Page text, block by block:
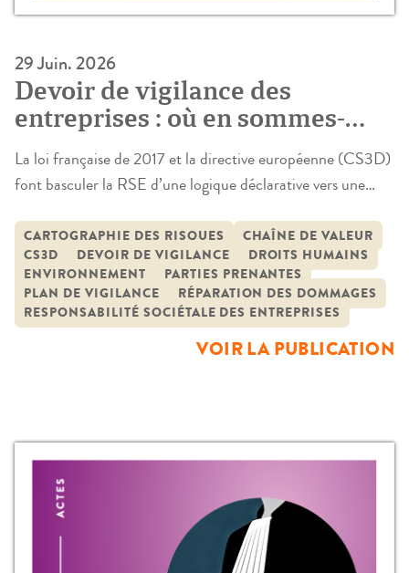
29 Juin. 2026
Devoir de vigilance des
entreprises : où en sommes-
nous ?
La loi française de 2017 et la directive européenne (CS3D)
font basculer la RSE d’une logique déclarative vers une
pour prévenir, atténuer et réparer les atteintes graves aux
droits humains (dignité, libertés, conditions de travail), à la
santé-sécurité et à l’environnement au sens large
(écosystèmes, biodiversité et […]
CARTOGRAPHIE DES RISQUES
CHAÎNE DE VALEUR
CS3D
DEVOIR DE VIGILANCE
DROITS HUMAINS
ENVIRONNEMENT
PARTIES PRENANTES
PLAN DE VIGILANCE
RÉPARATION DES DOMMAGES
RESPONSABILITÉ SOCIÉTALE DES ENTREPRISES
VOIR LA PUBLICATION